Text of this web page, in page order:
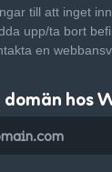
till att inget
upp/ta bort
en
hos